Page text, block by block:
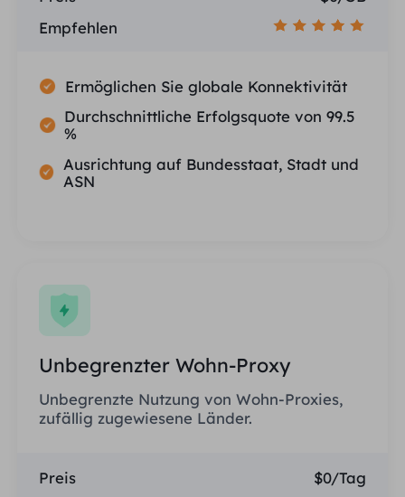
Empfehlen
Ermöglichen Sie globale Konnektivität
Durchschnittliche Erfolgsquote von 99.5
%
Ausrichtung auf Bundesstaat, Stadt und
ASN
Unbegrenzter Wohn-Proxy
Unbegrenzte Nutzung von Wohn-Proxies,
zufällig zugewiesene Länder.
Preis
$0/Tag